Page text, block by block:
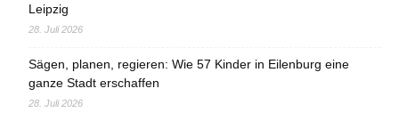
Leipzig
28. Juli 2026
Sägen, planen, regieren: Wie 57 Kinder in Eilenburg eine
ganze Stadt erschaffen
28. Juli 2026